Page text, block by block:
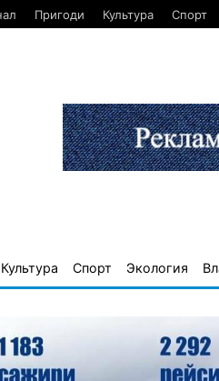
Пригоди Культура Спорт
Культура Спорт Экология